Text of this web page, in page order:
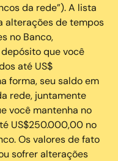
da rede”). A lista
alterações de tempos
no Banco,
que você
até US$
forma, seu saldo em
rede, juntamente
você mantenha no
US$250.000,00 no
Os valores de fato
sofrer alterações